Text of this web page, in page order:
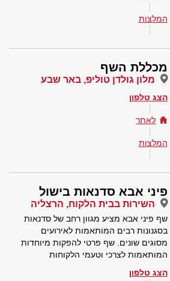
המלצות
מכללת השף
מלון גולדן טוליפ, באר שבע
הצג טלפון
לאתר
המלצות
פיני אבא סדנאות בישול
השירות בבית הלקוח, הרצליה
שף פיני אבא מציע מגוון רחב של סדנאות
בסגנונות רבים המותאמות לאירועים
מסוגים שונים. שף פרטי להפקות מיוחדות
המותאמות לצרכי וטעמי הלקוחות
הצג טלפון